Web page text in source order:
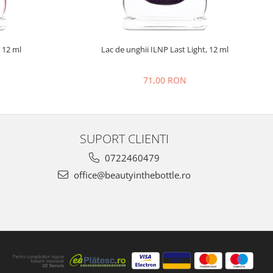
ml Lac de unghii ILNP Last Light, 12 ml
71,00 RON
SUPORT CLIENTI
0722460479
office@beautyinthebottle.ro